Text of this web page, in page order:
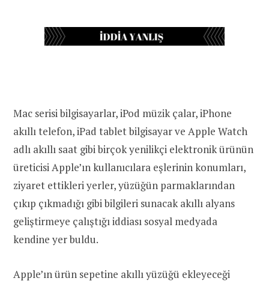
Mac serisi bilgisayarlar, iPod müzik çalar, iPhone
akıllı telefon, iPad tablet bilgisayar ve Apple Watch
adlı akıllı saat gibi birçok yenilikçi elektronik ürünün
üreticisi Apple’ın kullanıcılara eşlerinin konumları,
ziyaret ettikleri yerler, yüzüğün parmaklarından
çıkıp çıkmadığı gibi bilgileri sunacak akıllı alyans
geliştirmeye çalıştığı iddiası sosyal medyada
kendine yer buldu.
Apple’ın ürün sepetine akıllı yüzüğü ekleyeceği